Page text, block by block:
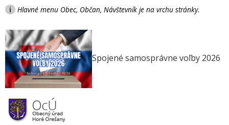
i Hlavné menu Obec, Občan, Návštevník je na vrchu stránky.
Spojené samosprávne voľby 2026